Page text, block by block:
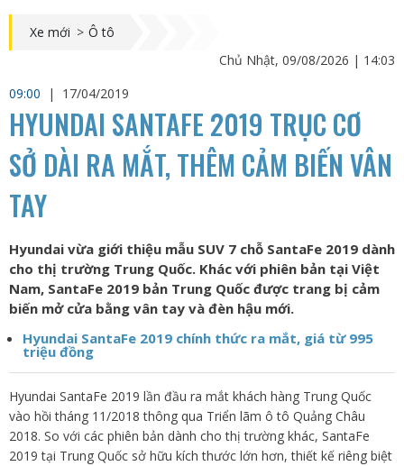
Xe mới > Ô tô
Chủ Nhật, 09/08/2026 | 14:03
09:00
| 17/04/2019
HYUNDAI SANTAFE 2019 TRỤC CƠ
SỞ DÀI RA MẮT, THÊM CẢM BIẾN VÂN
TAY
Hyundai vừa giới thiệu mẫu SUV 7 chỗ SantaFe 2019 dành
cho thị trường Trung Quốc. Khác với phiên bản tại Việt
Nam, SantaFe 2019 bản Trung Quốc được trang bị cảm
biến mở cửa bằng vân tay và đèn hậu mới.
Hyundai SantaFe 2019 chính thức ra mắt, giá từ 995
triệu đồng
Hyundai SantaFe 2019 lần đầu ra mắt khách hàng Trung Quốc
vào hồi tháng 11/2018 thông qua Triển lãm ô tô Quảng Châu
2018. So với các phiên bản dành cho thị trường khác, SantaFe
2019 tại Trung Quốc sở hữu kích thước lớn hơn, thiết kế riêng biệt